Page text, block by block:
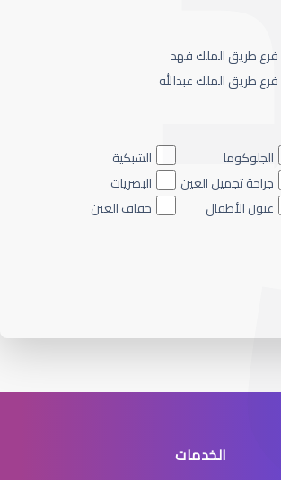
الرياض
افضل طبيب عيون جنوب الرياض
الجلوكوما
الشبكية
جراحة تجميل العين
البصريات
عيون الأطفال جفاف العين
الخدمات